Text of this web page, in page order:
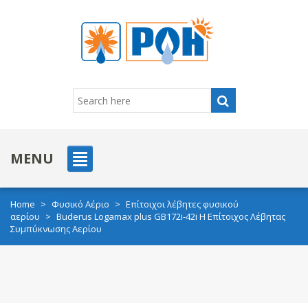
MENU
Home > Φυσικό Αέριο > Επίτοιχοι λέβητες φυσικού
αερίου > Buderus Logamax plus GB172i-42i H Επίτοιχος Λέβητας
Συμπύκνωσης Αερίου